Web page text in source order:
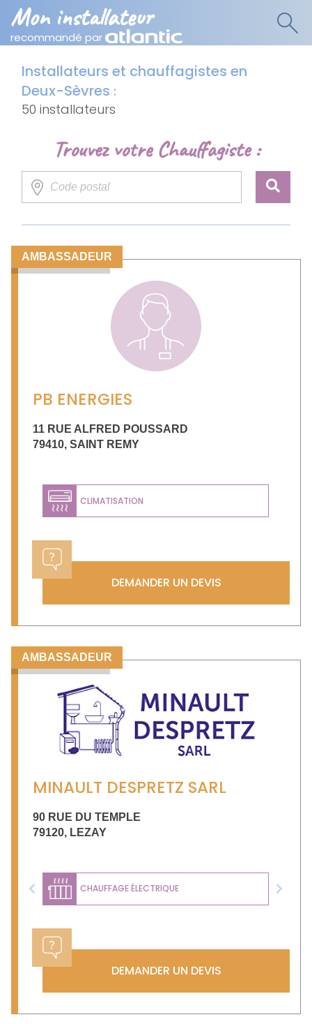
Mon installateur
recommandé par
Installateurs et chauffagistes en
Deux-Sèvres :
50 installateurs
Trouvez votre Chauffagiste :
AMBASSADEUR
PB ENERGIES
11 RUE ALFRED POUSSARD
79410, SAINT REMY
CLIMATISATION
DEMANDER UN DEVIS
AMBASSADEUR
MINAULT DESPRETZ SARL
90 RUE DU TEMPLE
79120, LEZAY
CHAUFFAGE ÉLECTRIQUE
Previous Next
DEMANDER UN DEVIS